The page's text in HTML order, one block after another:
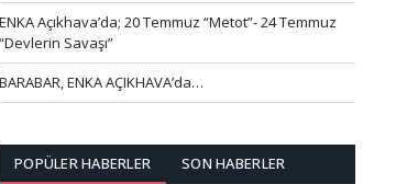
ENKA Açıkhava’da; 20 Temmuz “Metot”- 24 Temmuz
“Devlerin Savaşı”
BARABAR, ENKA AÇIKHAVA’da…
POPÜLER HABERLER SON HABERLER